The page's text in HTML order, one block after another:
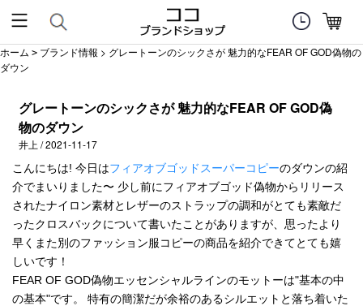
ホーム > ブランド情報 > グレートーンのシックさが 魅力的なFEAR OF GOD偽物の
ダウン
グレートーンのシックさが 魅力的なFEAR OF GOD偽
物のダウン
井上 / 2021-11-17
こんにちは! 今日はフィアオブゴッドスーパーコピーのダウンの紹
介でまいりました〜 少し前にフィアオブゴッド偽物からリリース
されたナイロン素材とレザーのストラップの調和がとても素敵だ
ったクロスバックについて書いたことがありますが、思ったより
早くまた別のファッション服コピーの商品を紹介できてとても嬉
しいです！
FEAR OF GOD偽物エッセンシャルラインのモットーは"基本の中
の基本"です。 特有の簡潔だが余裕のあるシルエットと落ち着いた